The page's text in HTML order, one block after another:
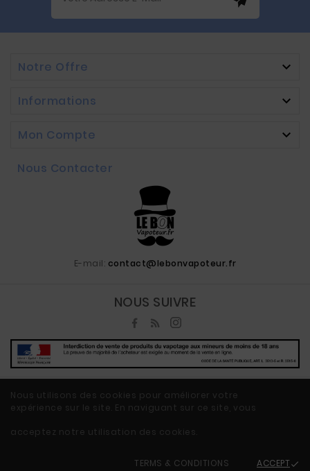
Nous utilisons des cookies pour améliorer votre
expérience sur le site. En naviguant sur ce site, vous
acceptez notre utilisation des cookies.
TERMS & CONDITIONS ACCEPT
Notre Offre 
Informations 
Mon Compte 
Nous Contacter
E-mail: contact@lebonvapoteur.fr
NOUS SUIVRE